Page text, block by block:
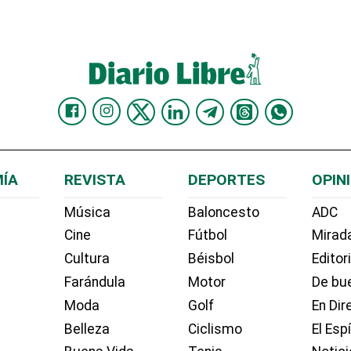
REVISTA
Música
Cine
Cultura
Farándula
Moda
Belleza
DEPORTES
Baloncesto
Fútbol
Béisbol
Motor
Golf
Ciclismo
ADC
De
En
El